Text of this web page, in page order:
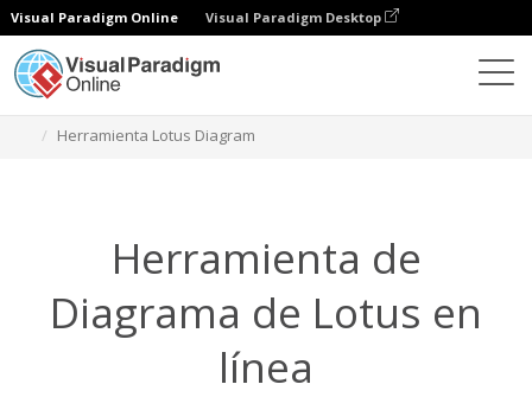
Visual Paradigm Online Visual Paradigm Desktop
Herramienta Lotus Diagram
Herramienta de
Diagrama de Lotus en
línea